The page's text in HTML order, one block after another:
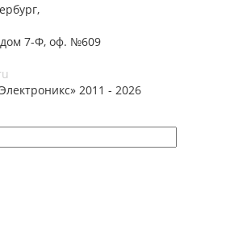
7-Ф, оф. №609
2011 - 2026